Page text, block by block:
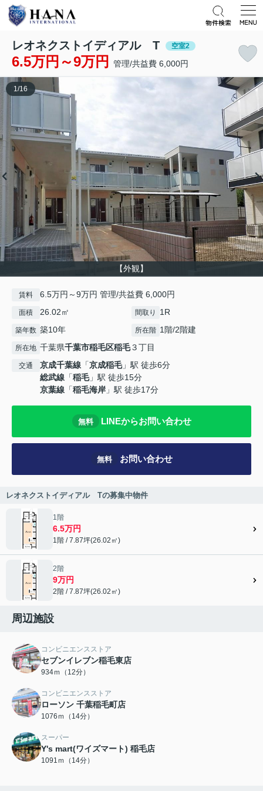
レオネクストイディアル T 空室2
6.5万円～9万円 管理/共益費 6,000円
【外観】
1/16
賃料 6.5万円～9万円 管理/共益費 6,000円
面積 26.02㎡ 間取り 1R
築年数 築10年 所在階 1階/2階建
所在地 千葉県千葉市稲毛区稲毛３丁目
交通 京成千葉線 「京成稲毛」駅 徒歩6分
総武線 「稲毛」駅 徒歩15分
京葉線 「稲毛海岸 」駅 徒歩17分
無料 LINEからお問い合わせ
無料 お問い合わせ
レオネクストイディアル Tの募集中物件
1階
6.5万円
1階 / 7.87坪(26.02㎡)
2階
9万円
2階 / 7.87坪(26.02㎡)
周辺施設
コンビニエンスストア
セブンイレブン稲毛東店
934ｍ（12分）
コンビニエンスストア
ローソン 千葉稲毛町店
1076ｍ（14分）
スーパー
Y's mart(ワイズマート) 稲毛店
1091ｍ（14分）